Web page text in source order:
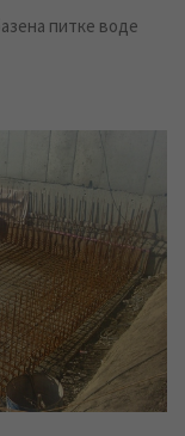
питке воде